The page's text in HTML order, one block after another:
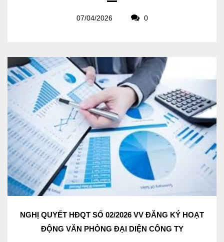
07/04/2026 0
NGHỊ QUYẾT HĐQT SỐ 02/2026 VV ĐĂNG KÝ HOẠT
ĐỘNG VĂN PHÒNG ĐẠI DIỆN CÔNG TY